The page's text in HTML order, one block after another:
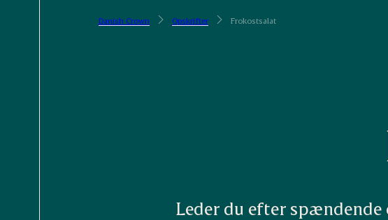
Danish Crown Opskrifter Frokostsalat
Leder du efter